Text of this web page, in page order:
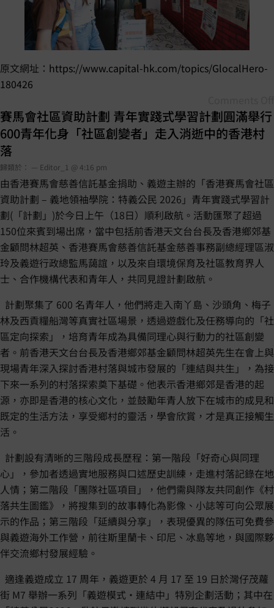
原文網址： https://www.capital-hk.com/topics/GlocalHero-
180426
賽馬會社區資助計劃 青年實踐式學習計劃圓滿舉行
600青年化身「社區創變者」走入消逝中的香港村
落
歸類於： — Editor_1 @ 4:16 pm
由香港賽馬會慈善信託基金捐助、義遊主辦的「香港賽馬會社區
資助計劃 – 義地領袖學院：特義公民 2026」青年實踐式學習計
劃(「計劃」)於今日上午（18日）順利啟航。活動匯聚了超過
150位來賓到場出席，當中包括前香港天文台台長及香港鄉郊基
金顧問林超英、香港賽馬會慈善信託基金慈善事務副總經理區淑
玲及義遊行政總監馬藹誼，以及來自環境保育及社區教育界人
士、合作機構代表和青年人，共同見證計劃啟航。
計劃聚集了 600 名青年人，他們將走入南丫島、沙頭角、梅子
林及西貢糧船灣等真實社區場景，透過遊戲化及任務導向的「社
區定向探索」，培育青年成為具備同理心與行動力的社區創變
者。前香港天文台台長及香港鄉郊基金顧問林超英先生在會上與
現場青年深入探討香港村落與城市發展的「連結與共生」，為接
下來一系列的村落探索奠下基礎。他表示香港鄉郊是香港的起
源，亦即是香港的核心文化，並鼓勵年青人放下在城市的成見和
既定的生活方法，享受鄉村的靈活，學會欣賞，才是真正接觸生
活。
計劃設有清晰的三階段成長歷程：第一階段「好奇心與同理
心」，參加者透過實地服務與口述歷史訓練，走進村落記錄在地
人情；第二階段「團隊社區項目」，他們需與隊友共同創作《村
落共生圖鑑》，將搜集到的故事轉化為影像、小誌等可向公眾展
示的作品；第三階段「延續與分享」，表現優異的隊伍可免費參
與義遊海外工作營，前往斯里蘭卡、印尼、冰島等地，與國際夥
伴交流鄉村發展經驗。
適逢義遊成立 17 周年，義遊更於 4 月 17 至 19 日於灣仔茂蘿
街 M7 舉辦一系列「義遊模式・連結中」特別企劃活動；其中在